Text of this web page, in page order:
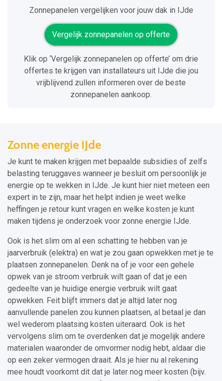
Zonnepanelen vergelijken voor jouw dak in IJde
Vergelijk zonnepanelen op offerte
Klik op ‘Vergelijk zonnepanelen op offerte’ om drie
offertes te krijgen van installateurs uit IJde die jou
vrijblijvend zullen informeren over de beste
zonnepanelen aankoop.
Zonne energie IJde
Je kunt te maken krijgen met bepaalde subsidies of zelfs
belasting teruggaves wanneer je besluit om persoonlijk je
energie op te wekken in IJde. Je kunt hier niet meteen een
expert in te zijn, maar het helpt indien je weet welke
heffingen je retour kunt vragen en welke kosten je kunt
maken tijdens je onderzoek voor zonne energie IJde.
Ook is het slim om al een schatting te hebben van je
jaarverbruik (elektra) en wat je zou gaan opwekken met je te
plaatsen zonnepanelen. Denk na of je voor een gehele
opwek van je stroom verbruik wilt gaan of dat je een
gedeelte van je huidige energie verbruik wilt gaat
opwekken. Feit blijft immers dat je altijd later nog
aanvullende panelen zou kunnen plaatsen, al betaal je dan
wel wederom plaatsing kosten uiteraard. Ook is het
vervolgens slim om te overdenken dat je mogelijk andere
materialen waaronder de omvormer nodig hebt, aldaar die
op een zeker vermogen draait. Als je hier nu al rekening
mee houdt voorkomt dit dat je later nog meer kosten (bijv.